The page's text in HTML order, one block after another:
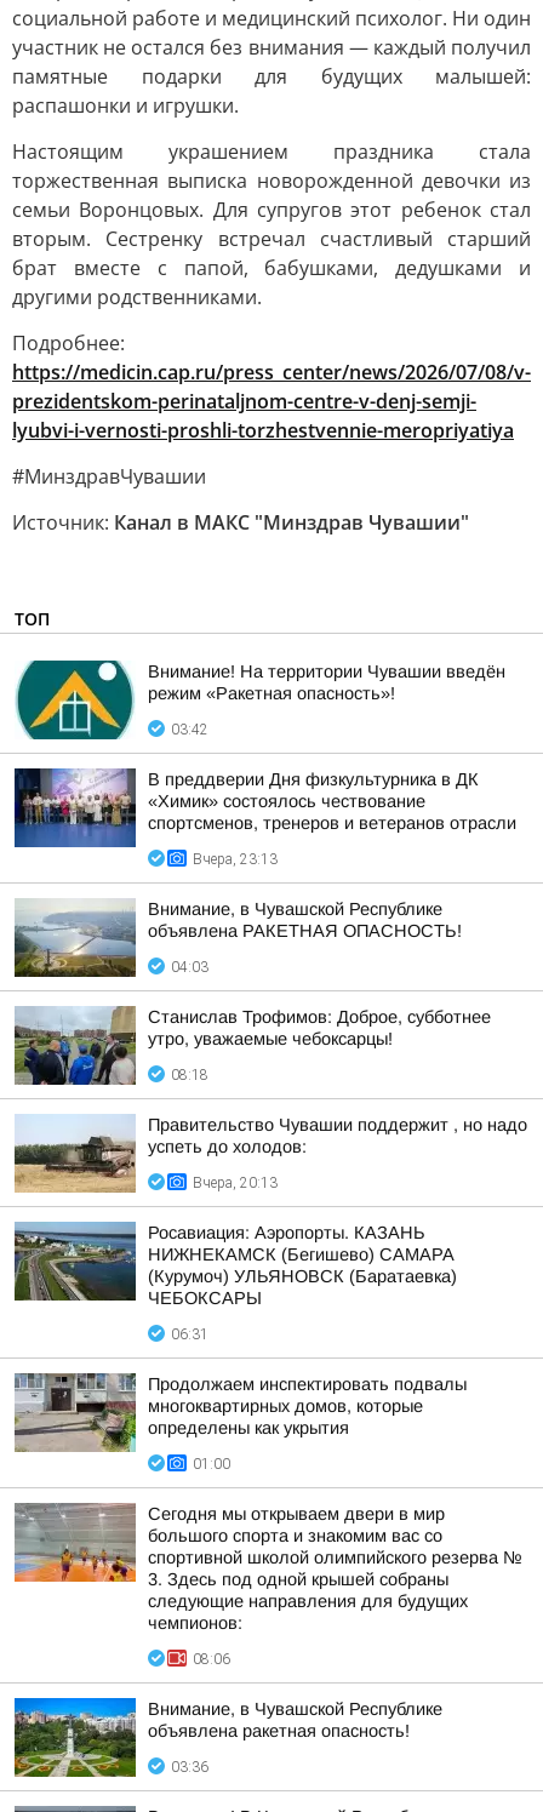
социальной работе и медицинский психолог. Ни один
участник не остался без внимания — каждый получил
памятные подарки для будущих малышей:
распашонки и игрушки.
Настоящим украшением праздника стала
торжественная выписка новорожденной девочки из
семьи Воронцовых. Для супругов этот ребенок стал
вторым. Сестренку встречал счастливый старший
брат вместе с папой, бабушками, дедушками и
другими родственниками.
Подробнее:
https://medicin.cap.ru/press_center/news/2026/07/08/v-
prezidentskom-perinataljnom-centre-v-denj-semji-
lyubvi-i-vernosti-proshli-torzhestvennie-meropriyatiya
#МинздравЧувашии
Источник: Канал в МАКС "Минздрав Чувашии"
ТОП
Внимание! На территории Чувашии введён
режим «Ракетная опасность»!
03:42
В преддверии Дня физкультурника в ДК
«Химик» состоялось чествование
спортсменов, тренеров и ветеранов отрасли
Вчера, 23:13
Внимание, в Чувашской Республике
объявлена РАКЕТНАЯ ОПАСНОСТЬ!
04:03
Станислав Трофимов: Доброе, субботнее
утро, уважаемые чебоксарцы!
08:18
Правительство Чувашии поддержит , но надо
успеть до холодов:
Вчера, 20:13
Росавиация: Аэропорты. КАЗАНЬ
НИЖНЕКАМСК (Бегишево) САМАРА
(Курумоч) УЛЬЯНОВСК (Баратаевка)
ЧЕБОКСАРЫ
06:31
Продолжаем инспектировать подвалы
многоквартирных домов, которые
определены как укрытия
01:00
Сегодня мы открываем двери в мир
большого спорта и знакомим вас со
спортивной школой олимпийского резерва №
3. Здесь под одной крышей собраны
следующие направления для будущих
чемпионов:
08:06
Внимание, в Чувашской Республике
объявлена ракетная опасность!
03:36